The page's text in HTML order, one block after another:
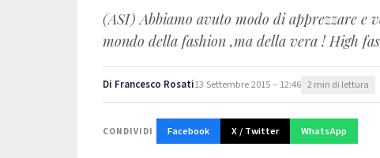
(ASI) Abbiamo avuto modo di apprezzare e
mondo della fashion ,ma della vera ! High
Di Francesco Rosati13 Settembre 2015 – 12:46 2 min di lettura
CONDIVIDI Facebook X / Twitter WhatsApp